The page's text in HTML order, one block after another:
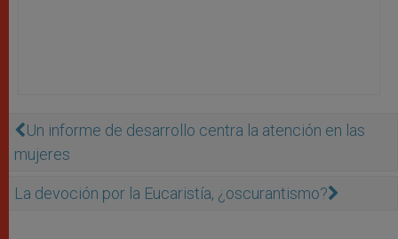
Un informe de desarrollo centra la atención en las
mujeres
La devoción por la Eucaristía, ¿oscurantismo?